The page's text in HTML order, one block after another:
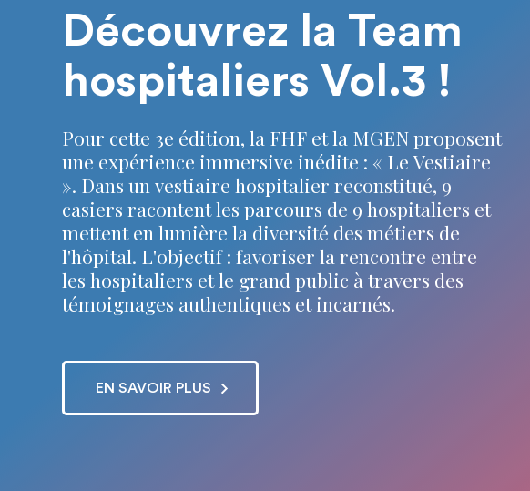
Découvrez la Team
hospitaliers Vol.3 !
Pour cette 3e édition, la FHF et la MGEN proposent
une expérience immersive inédite : « Le Vestiaire
». Dans un vestiaire hospitalier reconstitué, 9
casiers racontent les parcours de 9 hospitaliers et
mettent en lumière la diversité des métiers de
l'hôpital. L'objectif : favoriser la rencontre entre
les hospitaliers et le grand public à travers des
témoignages authentiques et incarnés.
EN SAVOIR PLUS